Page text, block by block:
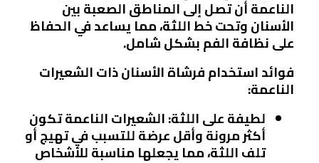
الناعمة أن تصل إلى المناطق الصعبة بين
الأسنان وتحت خط اللثة، مما يساعد في الحفاظ
على نظافة الفم بشكل شامل.
فوائد استخدام فرشاة الأسنان ذات الشعيرات
الناعمة:
لطيفة على اللثة:الشعيرات الناعمة تكون
أكثر مرونة وأقل عرضة للتسبب في تهيج أو
تلف اللثة، مما يجعلها مناسبة للأشخاص